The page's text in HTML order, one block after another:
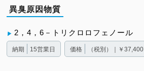
異臭原因物質
2，4，6－トリクロロフェノール
納期 15営業日 価格 （税別）｜￥37,400